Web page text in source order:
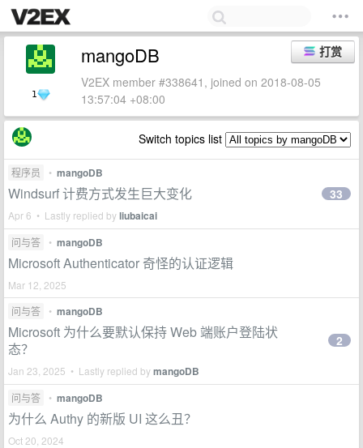
1
打赏
mangoDB
V2EX member #338641, joined on 2018-08-05
13:57:04 +08:00
Switch topics list
程序员 • mangoDB
Windsurf 计费方式发生巨大变化
Apr 6 • Lastly replied byliubaicai
33
问与答 • mangoDB
Microsoft Authenticator 奇怪的认证逻辑
Mar 12, 2025
问与答
• mangoDB
Microsoft 为什么要默认保持 Web 端账户登陆状
态？
Jan 23, 2025 • Lastly replied bymangoDB
2
问与答 • mangoDB
为什么 Authy 的新版 UI 这么丑？
Oct 20, 2024